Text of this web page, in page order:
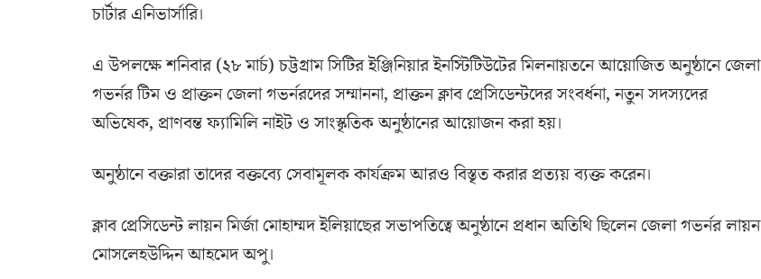
চার্টার এনিভার্সারি।
এ উপলক্ষে শনিবার (২৮ মার্চ) চট্টগ্রাম সিটির ইঞ্জিনিয়ার ইনস্টিটিউটের মিলনায়তনে আয়োজিত অনুষ্ঠানে জেলা
গভর্নর টিম ও প্রাক্তন জেলা গভর্নরদের সম্মাননা, প্রাক্তন ক্লাব প্রেসিডেন্টদের সংবর্ধনা, নতুন সদস্যদের
অভিষেক, প্রাণবন্ত ফ্যামিলি নাইট ও সাংস্কৃতিক অনুষ্ঠানের আয়োজন করা হয়।
অনুষ্ঠানে বক্তারা তাদের বক্তব্যে সেবামূলক কার্যক্রম আরও বিস্তৃত করার প্রত্যয় ব্যক্ত করেন।
ক্লাব প্রেসিডেন্ট লায়ন মির্জা মোহাম্মদ ইলিয়াছের সভাপতিত্বে অনুষ্ঠানে প্রধান অতিথি ছিলেন জেলা গভর্নর লায়ন
মোসলেহউদ্দিন আহমেদ অপু।